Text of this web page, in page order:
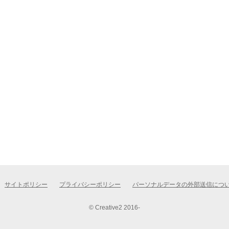
サイトポリシー プライバシーポリシー パーソナルデータの外部送信につ
© Creative2 2016-